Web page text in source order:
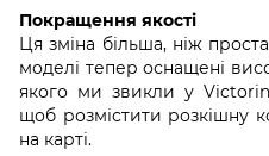
Покращення якості
Ця зміна більша, ніж
моделі тепер оснащені
якого ми звикли у
щоб розмістити розкішну
на карті.